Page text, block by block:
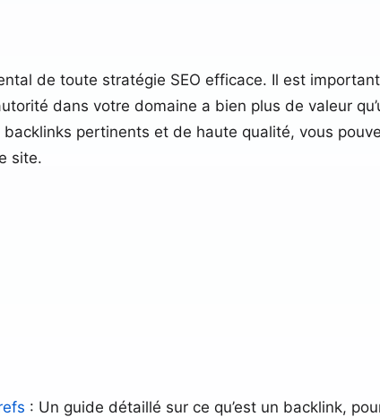
de toute stratégie SEO efficace. Il est
dans votre domaine a bien plus de valeur
pertinents et de haute qualité, vous
site.
: Un guide détaillé sur ce qu’est un backlink,